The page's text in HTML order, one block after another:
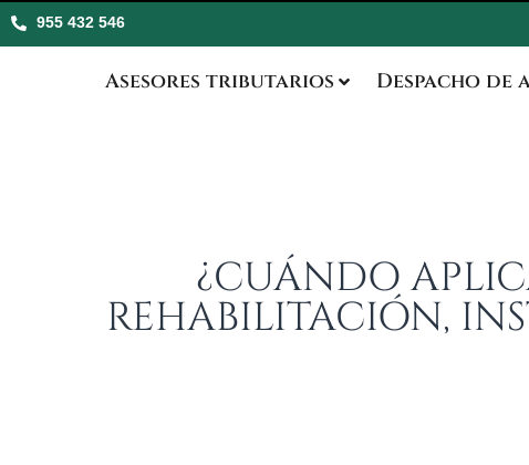
955 432 546
Asesores tributarios Despacho de
¿CUÁNDO
REHABILITACIÓN,